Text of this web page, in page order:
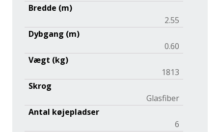
Bredde (m)
2.55
Dybgang (m)
0.60
Vægt (kg)
1813
Skrog
Glasfiber
Antal køjepladser
6